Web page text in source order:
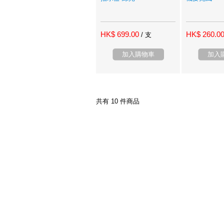
HK$ 699.00 / 支
加入購物車
HK$ 260.00
加入
共有 10 件商品